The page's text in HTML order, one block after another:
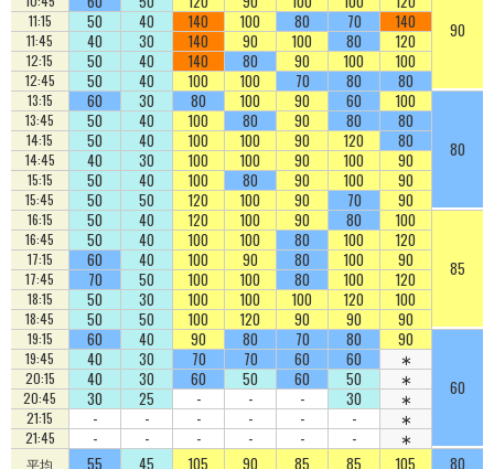
90
11:15 50 40 140 100 80 70 140
11:45 40 30 140 90 100 80 120
12:15 50 40 140 80 90 100 100
12:45 50 40 100 100 70 80 80
13:15 60 30 80 100 90 60 100
80
13:45 50 40 100 80 90 80 80
14:15 50 40 100 100 90 120 80
14:45 40 30 100 100 90 100 90
15:15 50 40 100 80 90 100 90
15:45 50 50 120 100 90 70 90
16:15 50 40 120 100 90 80 100
85
16:45 50 40 100 100 80 100 120
17:15 60 40 100 90 80 100 90
17:45 70 50 100 100 80 100 120
18:15 50 30 100 100 100 120 100
18:45 50 50 100 120 90 90 90
19:15 60 40 90 80 70 80 90
60
19:45 40 30 70 70 60 60 ∗
20:15 40 30 60 50 60 50 ∗
20:45 30 25 - - - 30 ∗
21:15 - - - - - - ∗
21:45 - - - - - - ∗
平均 55 45 105 90 85 85 105 80